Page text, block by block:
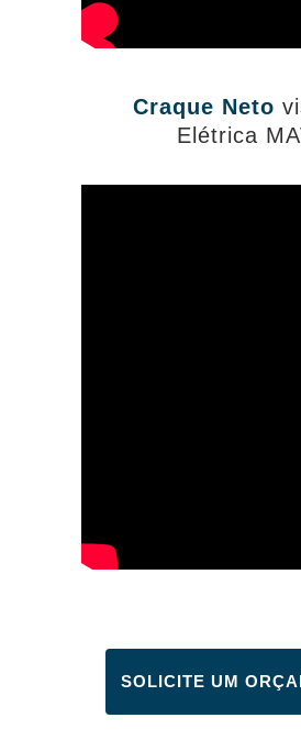
Craque Neto
Elétrica
SOLICITE UM